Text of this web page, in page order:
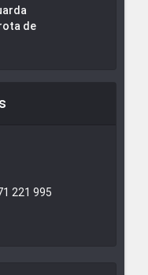
de
221 995